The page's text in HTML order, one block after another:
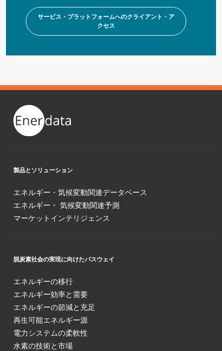
サービス・プラットフォームへのクライアント・ア
クセス
製品とソリューション
エネルギー・気候変動関連データベース
エネルギー・ 気候変動関連予測
マーケットインテリジェンス
脱炭素社会の実現に向けたパスウェイ
エネルギーの移行
エネルギー効率と需要
エネルギーの節減と充足
再生可能エネルギー源
電力システムの柔軟性
水素の技術と市場